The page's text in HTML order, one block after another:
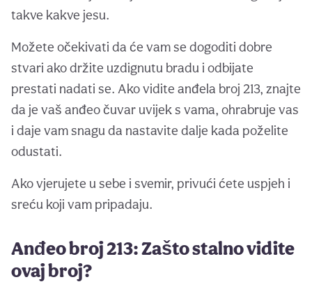
takve kakve jesu.
Možete očekivati da će vam se dogoditi dobre
stvari ako držite uzdignutu bradu i odbijate
prestati nadati se. Ako vidite anđela broj 213, znajte
da je vaš anđeo čuvar uvijek s vama, ohrabruje vas
i daje vam snagu da nastavite dalje kada poželite
odustati.
Ako vjerujete u sebe i svemir, privući ćete uspjeh i
sreću koji vam pripadaju.
Anđeo broj 213: Zašto stalno vidite
ovaj broj?